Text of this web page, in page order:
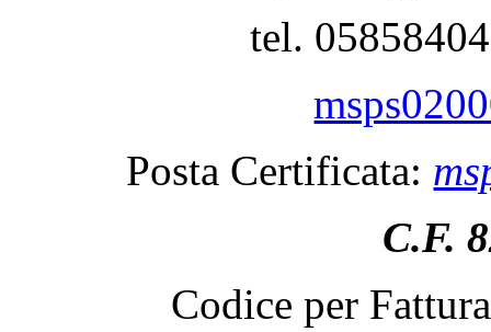
tel.
Posta Certificata:
C.F.
Codice per